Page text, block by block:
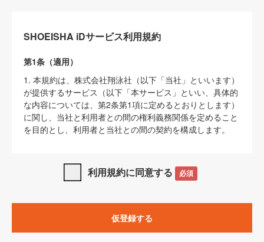
SHOEISHA iDサービス利用規約
第1条（適用）
1. 本規約は、株式会社翔泳社（以下「当社」といいます）
が提供するサービス（以下「本サービス」といい、具体的
な内容については、第2条第1項に定めるとおりとします）
に関し、当社と利用者との間の権利義務関係を定めること
を目的とし、利用者と当社との間の契約を構成します。
SHOEISHA iDプライバシーポリシー」及び「
サイト上でのデータの利用について（Cookieポリシー）
3. 本規約の内容と、前項に記載する定めその他当社が定め
利用規約に同意する 必須
仮登録する